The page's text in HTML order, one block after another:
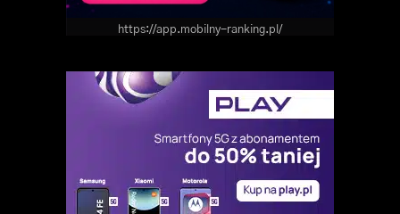
https://app.mobilny-ranking.pl/